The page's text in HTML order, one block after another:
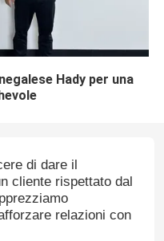
Hady per una
di dare il
cliente rispettato dal
relazioni con